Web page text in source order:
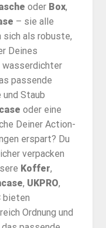
oder Box,
– sie alle
sich als robuste,
Deines
passende
Staub
oder eine
Deiner Action-
erspart? Du
verpacken
Koffer,
, UKPRO,
bieten
Ordnung und